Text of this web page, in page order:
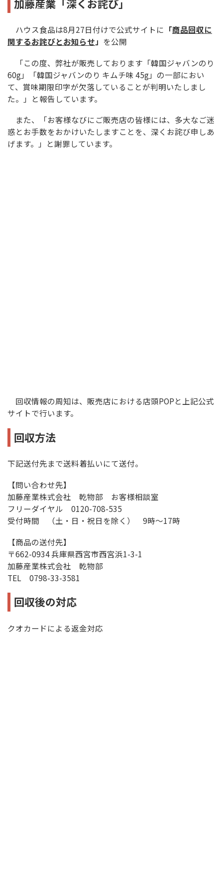
加藤産業「深くお詫び」
ハウス食品は8月27日付けで公式サイトに 「商品回収に
関するお詫びとお知らせ 」 を公開
「この度、弊社が販売しております「韓国ジャバンのり
60g」「韓国ジャバンのり キムチ味 45g」の一部におい
て、賞味期限印字が欠落していることが判明いたしまし
た。」と報告しています。
また、「お客様なびにご販売店の皆様には、多大なご迷
惑とお手数をおかけいたしますことを、深くお詫び申しあ
げます。」と謝罪しています。
回収情報の周知は、販売店における店頭POPと上記公式
サイトで行います。
回収方法
下記送付先まで送料着払いにて送付。
【問い合わせ先】
加藤産業株式会社 乾物部 お客様相談室
フリーダイヤル 0120-708-535
受付時間 （土・日・祝日を除く） 9時～17時
【商品の送付先】
〒662-0934 兵庫県西宮市西宮浜1-3-1
加藤産業株式会社 乾物部
TEL 0798-33-3581
回収後の対応
クオカードによる返金対応